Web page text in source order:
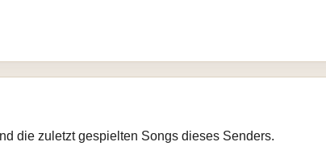
die zuletzt gespielten Songs dieses Senders.